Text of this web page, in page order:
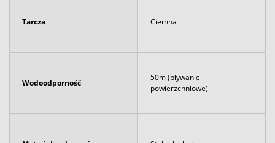
Tarcza Ciemna
Wodoodporność
50m (pływanie
powierzchniowe)